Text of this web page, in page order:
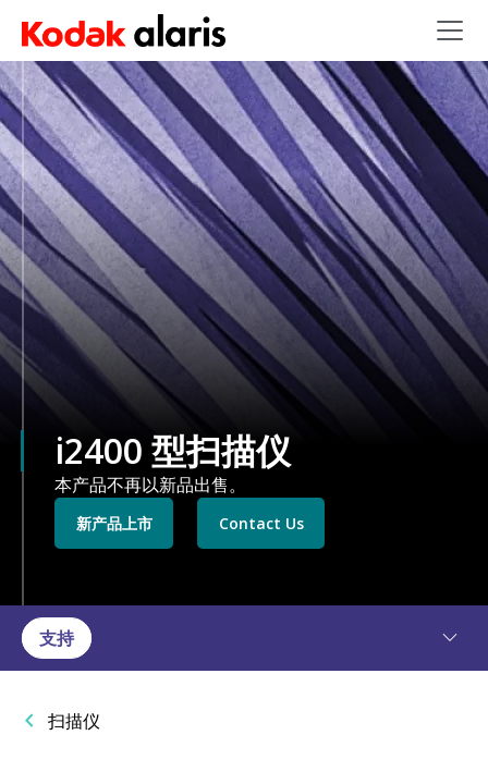
Skip to main content
i2400 型扫描仪
本产品不再以新品出售。
新产品上市 Contact Us
支持
扫描仪